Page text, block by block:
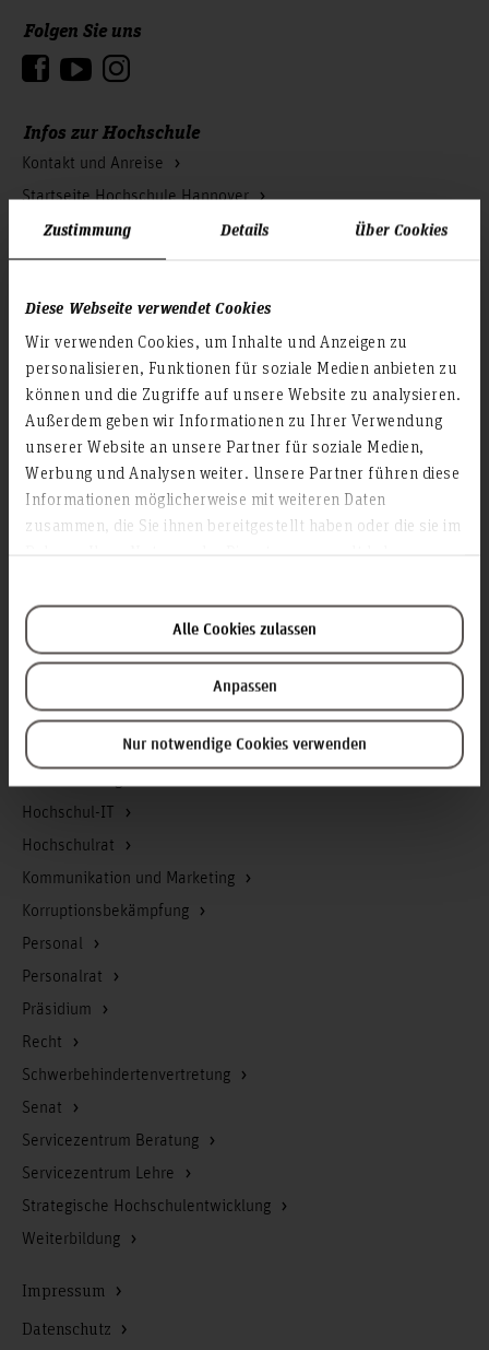
Zustimmung Details Über Cookies
Diese Webseite verwendet Cookies
Wir verwenden Cookies, um Inhalte und Anzeigen zu
personalisieren, Funktionen für soziale Medien anbieten zu
können und die Zugriffe auf unsere Website zu analysieren.
Außerdem geben wir Informationen zu Ihrer Verwendung
unserer Website an unsere Partner für soziale Medien,
Werbung und Analysen weiter. Unsere Partner führen diese
Informationen möglicherweise mit weiteren Daten
zusammen, die Sie ihnen bereitgestellt haben oder die sie im
Alle Cookies zulassen
Anpassen
Nur notwendige Cookies verwenden
Infos zur Hochschule
Kontakt und Anreise
Startseite Hochschule Hannover
Presse
Personensuche
Folgen Sie uns
Service & Organisation
Akademische Angelegenheiten
Antidiskriminierungsstelle
Arbeitssicherheit
Berufungsmanagement
Existenzgründung
Finanzmanagement
Forschung und Entwicklung
Gebäudemanagement
Geschäftsstelle Präsidium
Hochschul-IT
Hochschulrat
Kommunikation und Marketing
Korruptionsbekämpfung
Personal
Personalrat
Präsidium
Recht
Schwerbehindertenvertretung
Senat
Servicezentrum Beratung
Servicezentrum Lehre
Strategische Hochschulentwicklung
Weiterbildung
Impressum
Datenschutz